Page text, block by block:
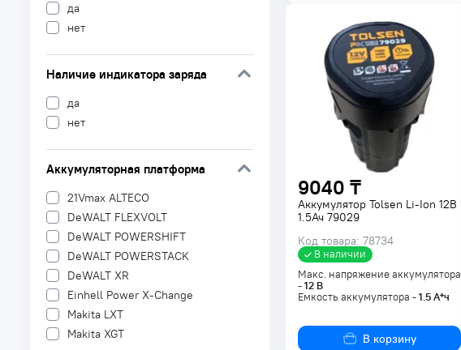
да
нет
Наличие индикатора заряда
да
нет
Аккумуляторная платформа
21Vmax ALTECO
DeWALT FLEXVOLT
DeWALT POWERSHIFT
DeWALT POWERSTACK
DeWALT XR
Einhell Power X-Change
Makita LXT
Makita XGT
9040 ₸
Аккумулятор Tolsen Li-Ion 12В
1.5Ач 79029
Код товара: 78734
В наличии
Макс. напряжение аккумулятора
-12 В
Емкость аккумулятора -1.5А*ч
В корзину